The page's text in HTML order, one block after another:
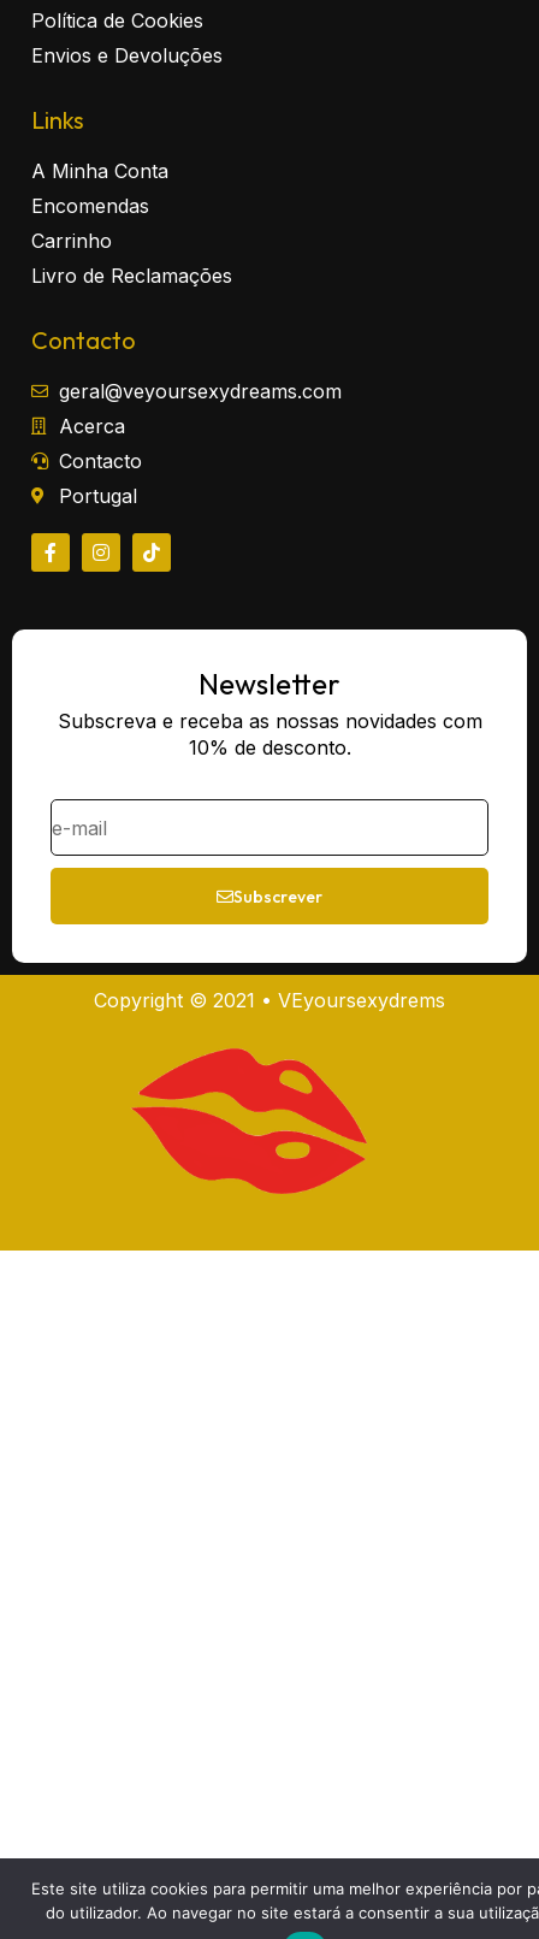
Política de Cookies
Envios e Devoluções
Links
A Minha Conta
Encomendas
Carrinho
Livro de Reclamações
Contacto
geral@veyoursexydreams.com
Acerca
Contacto
Portugal
Newsletter
Subscreva e receba as nossas novidades com
10% de desconto.
Subscrever
Copyright © 2021 • VEyoursexydrems
Este site utiliza cookies para permitir uma melhor experiência por
do utilizador. Ao navegar no site estará a consentir a sua